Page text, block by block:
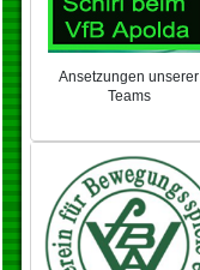
Ansetzungen unserer
Teams